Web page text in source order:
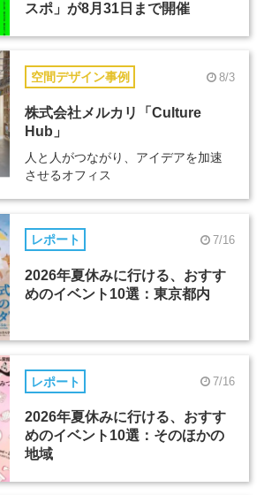
スポ」が8月31日まで開催
空間デザイン事例 8/3
株式会社メルカリ「Culture
Hub」
人と人がつながり、アイデアを加速
させるオフィス
レポート 7/16
2026年夏休みに行ける、おすす
めのイベント10選：東京都内
レポート 7/16
2026年夏休みに行ける、おすす
めのイベント10選：そのほかの
地域